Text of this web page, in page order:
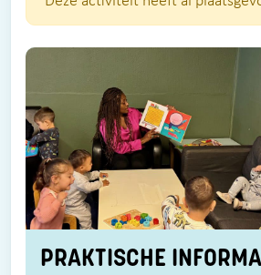
PRAKTISCHE